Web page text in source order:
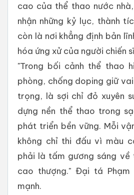
cao của thể thao nước
nhận những kỷ lục, thành
còn là nơi khẳng định bản
hóa ứng xử của người chiến
"Trong bối cảnh thể thao
phòng, chống doping giữ
trọng, là sợi chỉ đỏ xuyên
dựng nền thể thao trong
phát triển bền vững. Mỗi
không chỉ thi đấu vì màu
phải là tấm gương sáng về
cao thượng." Đại tá Phạm
mạnh.